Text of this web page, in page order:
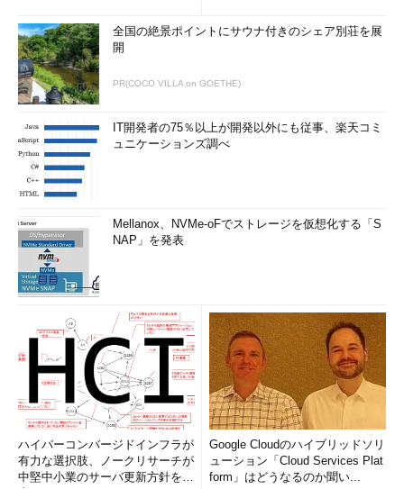
全国の絶景ポイントにサウナ付きのシェア別荘を展
開
PR(COCO VILLA on GOETHE)
IT開発者の75％以上が開発以外にも従事、楽天コミ
ュニケーションズ調べ
Mellanox、NVMe-oFでストレージを仮想化する「S
NAP」を発表
ハイパーコンバージドインフラが
有力な選択肢、ノークリサーチが
中堅中小業のサーバ更新方針を調
Google Cloudのハイブリッドソリ
ューション「Cloud Services Plat
form」はどうなるのか聞い...